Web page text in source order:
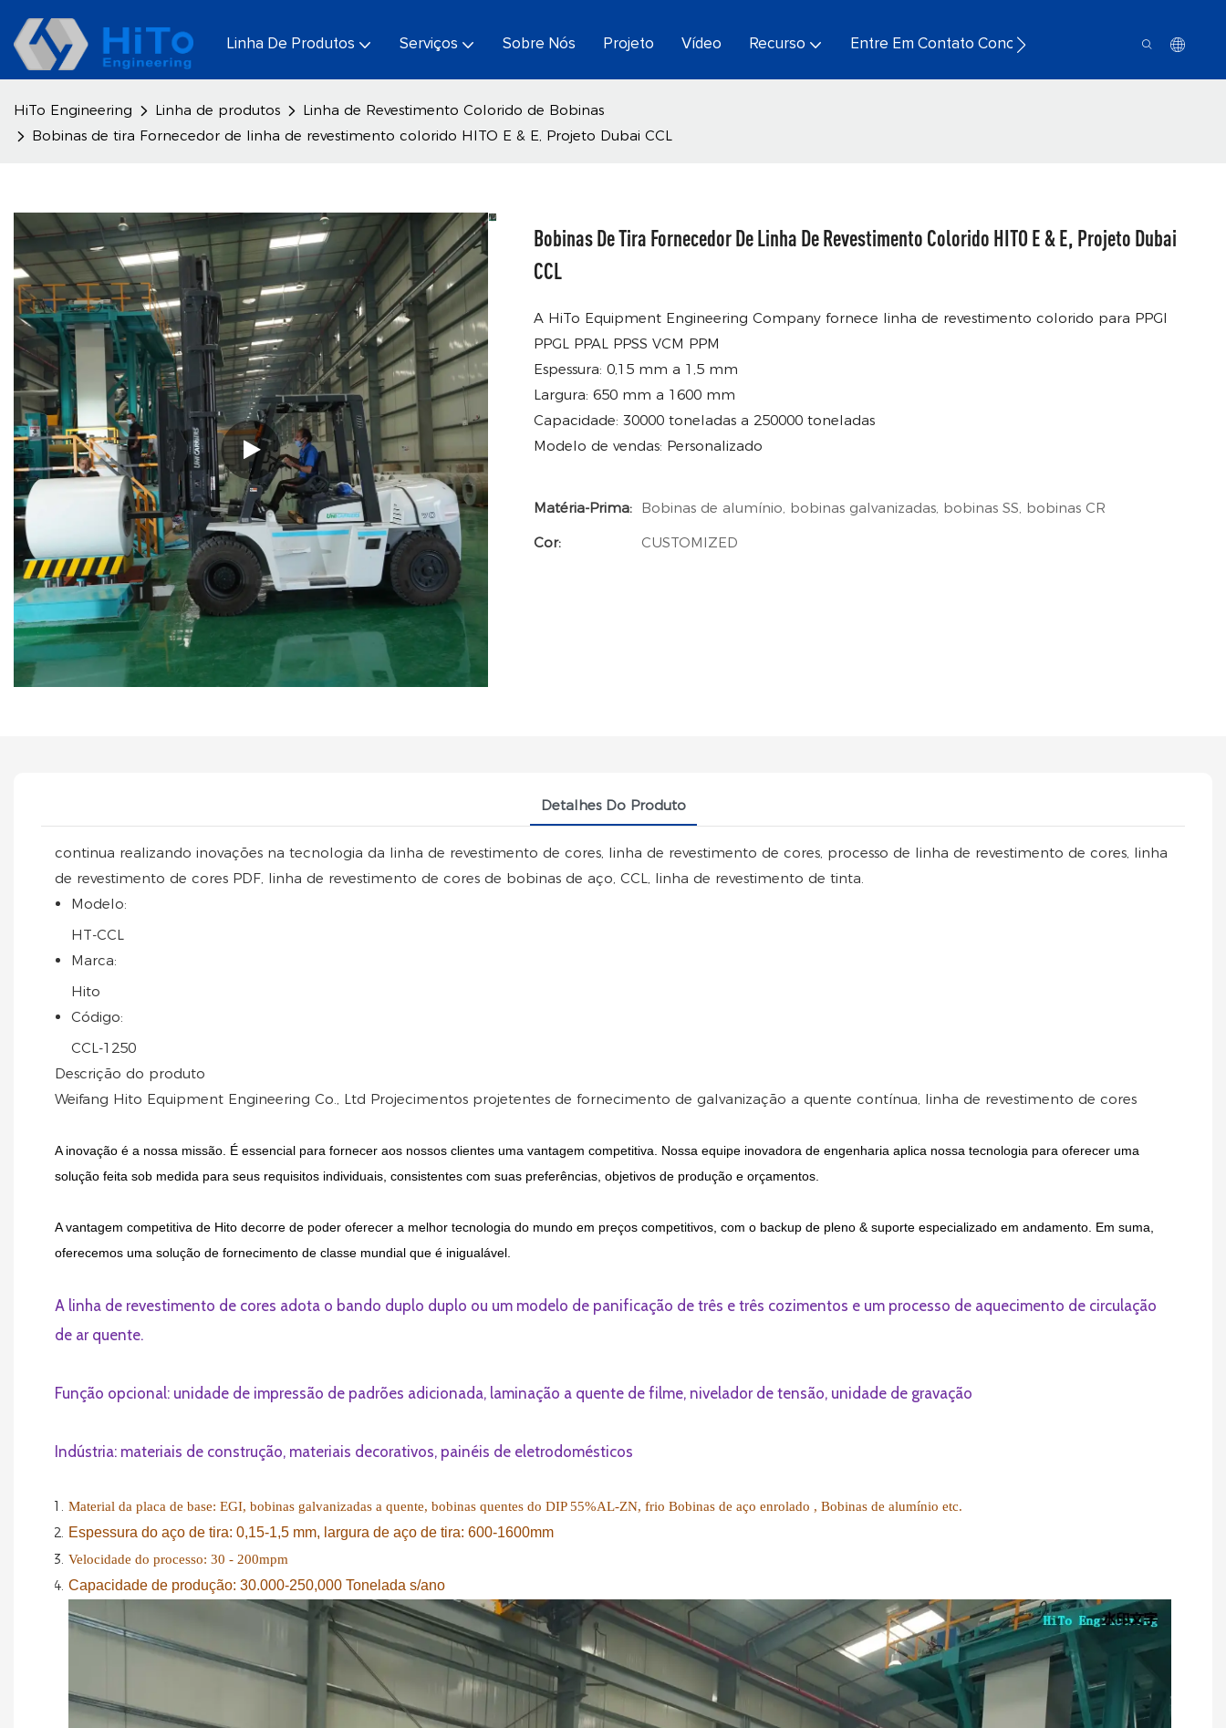
Linha De Produtos Serviços Sobre Nós Projeto Vídeo Recurso Entre Em Contato Conosco
HiTo Engineering Linha de produtos
Linha de Revestimento Colorido de Bobinas
Bobinas de tira Fornecedor de linha de revestimento colorido HITO E & E, Projeto Dubai CCL
Bobinas De Tira Fornecedor De Linha De Revestimento Colorido HITO E & E, Projeto Dubai
CCL
A HiTo Equipment Engineering Company fornece linha de revestimento colorido para PPGI
PPGL PPAL PPSS VCM PPM
Espessura: 0,15 mm a 1,5 mm
Largura: 650 mm a 1600 mm
Capacidade: 30000 toneladas a 250000 toneladas
Modelo de vendas: Personalizado
Matéria-Prima: Bobinas de alumínio, bobinas galvanizadas, bobinas SS, bobinas CR
Cor:
CUSTOMIZED
Detalhes Do Produto
continua realizando inovações na tecnologia da linha de revestimento de cores, linha de revestimento de cores, processo de linha de revestimento de cores, linha
de revestimento de cores PDF, linha de revestimento de cores de bobinas de aço, CCL, linha de revestimento de tinta.
Modelo:
HT-CCL
Marca:
Hito
Código:
CCL-1250
Descrição do produto
Weifang Hito Equipment Engineering Co., Ltd Projecimentos projetentes de fornecimento de galvanização a quente contínua, linha de revestimento de cores
A inovação é a nossa missão. É essencial para fornecer aos nossos clientes uma vantagem competitiva. Nossa equipe inovadora de engenharia aplica nossa tecnologia para oferecer uma
solução feita sob medida para seus requisitos individuais, consistentes com suas preferências, objetivos de produção e orçamentos.
A vantagem competitiva de Hito decorre de poder oferecer a melhor tecnologia do mundo em preços competitivos, com o backup de pleno & suporte especializado em andamento. Em suma,
oferecemos uma solução de fornecimento de classe mundial que é inigualável.
A linha de revestimento de cores adota o bando duplo duplo ou um modelo de panificação de três e três cozimentos e um processo de aquecimento de circulação
de ar quente.
Função opcional: unidade de impressão de padrões adicionada, laminação a quente de filme, nivelador de tensão, unidade de gravação
Indústria: materiais de construção, materiais decorativos, painéis de eletrodomésticos
Material da placa de base: EGI, bobinas galvanizadas a quente, bobinas quentes do DIP 55%AL-ZN, frio Bobinas de aço enrolado , Bobinas de alumínio etc.
Espessura do aço de tira: 0,15-1,5 mm, largura de aço de tira: 600-1600mm
Velocidade do processo: 30 - 200mpm
Capacidade de produção: 30.000-250,000 Tonelada s/ano